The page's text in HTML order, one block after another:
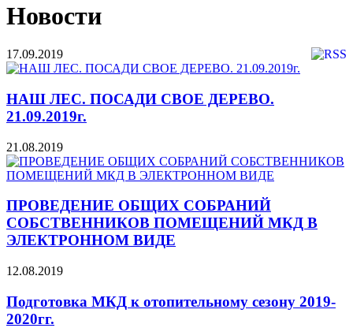
Новости
17.09.2019
НАШ ЛЕС. ПОСАДИ СВОЕ ДЕРЕВО.
21.09.2019г.
21.08.2019
ПРОВЕДЕНИЕ ОБЩИХ СОБРАНИЙ
СОБСТВЕННИКОВ ПОМЕЩЕНИЙ МКД В
ЭЛЕКТРОННОМ ВИДЕ
12.08.2019
Подготовка МКД к отопительному сезону 2019-
2020гг.